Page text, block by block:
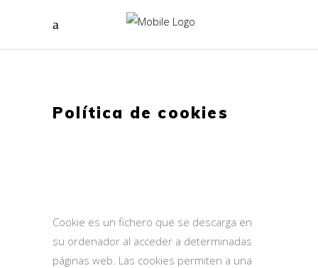
Política de cookies
Cookie es un fichero que se descarga en
su ordenador al acceder a determinadas
páginas web. Las cookies permiten a una